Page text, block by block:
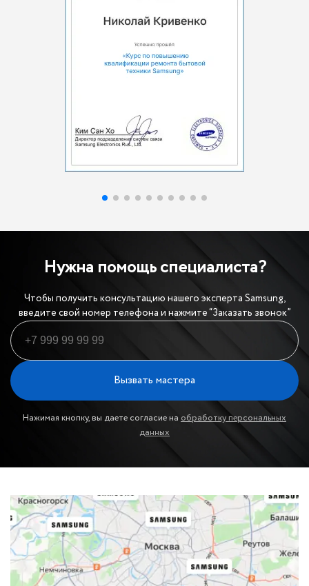
Нужна помощь специалиста?
Чтобы получить консультацию нашего эксперта Samsung,
введите свой номер телефона и нажмите “Заказать звонок”
Вызвать мастера
Нажимая кнопку, вы даете согласие на обработку персональных
данных